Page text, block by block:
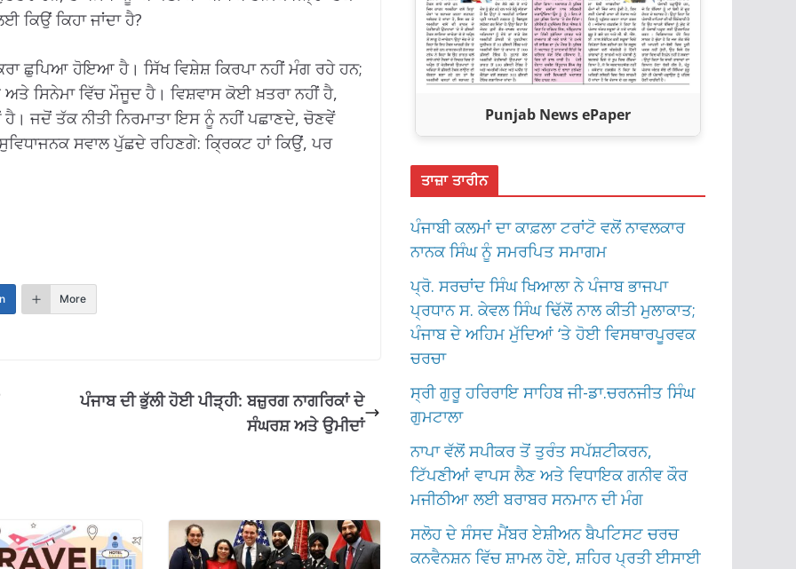
ਕਿਉਂ ਕਿਹਾ ਜਾਂਦਾ ਹੈ?
ਛੁਪਿਆ ਹੋਇਆ ਹੈ। ਸਿੱਖ ਵਿਸ਼ੇਸ਼ ਕਿਰਪਾ ਨਹੀਂ ਮੰਗ ਰਹੇ ਹਨ;
ਸਿਨੇਮਾ ਵਿੱਚ ਮੌਜੂਦ ਹੈ। ਵਿਸ਼ਵਾਸ ਕੋਈ ਖ਼ਤਰਾ ਨਹੀਂ ਹੈ,
ਹੈ। ਜਦੋਂ ਤੱਕ ਨੀਤੀ ਨਿਰਮਾਤਾ ਇਸ ਨੂੰ ਨਹੀਂ ਪਛਾਣਦੇ, ਚੋਣਵੇਂ
ਸਵਾਲ ਪੁੱਛਦੇ ਰਹਿਣਗੇ: ਕ੍ਰਿਕਟ ਹਾਂ ਕਿਉਂ, ਪਰ
More
ਪੰਜਾਬ ਦੀ ਭੁੱਲੀ ਹੋਈ ਪੀੜ੍ਹੀ: ਬਜ਼ੁਰਗ ਨਾਗਰਿਕਾਂ ਦੇ
ਸੰਘਰਸ਼ ਅਤੇ ਉਮੀਦਾਂ
Punjab News ePaper
ਤਾਜ਼ਾ ਤਾਰੀਨ
ਪੰਜਾਬੀ ਕਲਮਾਂ ਦਾ ਕਾਫ਼ਲਾ ਟਰਾਂਟੋ ਵਲੋਂ ਨਾਵਲਕਾਰ
ਨਾਨਕ ਸਿੰਘ ਨੂੰ ਸਮਰਪਿਤ ਸਮਾਗਮ
ਪ੍ਰੋ. ਸਰਚਾਂਦ ਸਿੰਘ ਖਿਆਲਾ ਨੇ ਪੰਜਾਬ ਭਾਜਪਾ
ਪ੍ਰਧਾਨ ਸ. ਕੇਵਲ ਸਿੰਘ ਢਿੱਲੋਂ ਨਾਲ ਕੀਤੀ ਮੁਲਾਕਾਤ;
ਪੰਜਾਬ ਦੇ ਅਹਿਮ ਮੁੱਦਿਆਂ ‘ਤੇ ਹੋਈ ਵਿਸਥਾਰਪੂਰਵਕ
ਚਰਚਾ
ਸ੍ਰੀ ਗੁਰੂ ਹਰਿਰਾਇ ਸਾਹਿਬ ਜੀ-ਡਾ.ਚਰਨਜੀਤ ਸਿੰਘ
ਗੁਮਟਾਲਾ
ਨਾਪਾ ਵੱਲੋਂ ਸਪੀਕਰ ਤੋਂ ਤੁਰੰਤ ਸਪੱਸ਼ਟੀਕਰਨ,
ਟਿੱਪਣੀਆਂ ਵਾਪਸ ਲੈਣ ਅਤੇ ਵਿਧਾਇਕ ਗਨੀਵ ਕੌਰ
ਮਜੀਠੀਆ ਲਈ ਬਰਾਬਰ ਸਨਮਾਨ ਦੀ ਮੰਗ
ਸਲੋਹ ਦੇ ਸੰਸਦ ਮੈਂਬਰ ਏਸ਼ੀਅਨ ਬੈਪਟਿਸਟ ਚਰਚ
ਕਨਵੈਨਸ਼ਨ ਵਿੱਚ ਸ਼ਾਮਲ ਹੋਏ, ਸ਼ਹਿਰ ਪ੍ਰਤੀ ਈਸਾਈ